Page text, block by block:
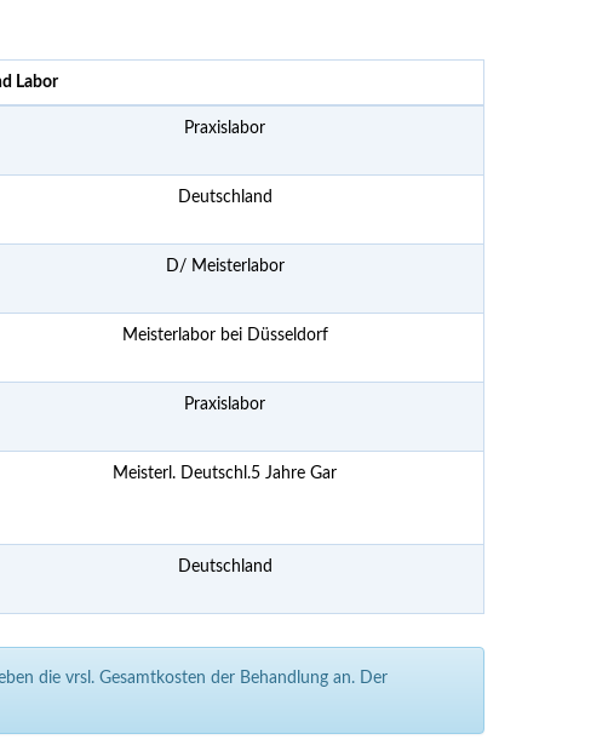
Labor
Praxislabor
Deutschland
D/ Meisterlabor
Meisterlabor bei Düsseldorf
Praxislabor
Meisterl. Deutschl.5 Jahre Gar
Deutschland
die vrsl. Gesamtkosten der Behandlung an. Der